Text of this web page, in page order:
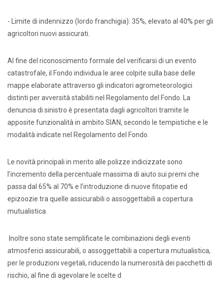
- Limite di indennizzo (lordo franchigia): 35%, elevato al 40% per gli
agricoltori nuovi assicurati.
Al fine del riconoscimento formale del verificarsi di un evento
catastrofale, il Fondo individua le aree colpite sulla base delle
mappe elaborate attraverso gli indicatori agrometeorologici
distinti per avversità stabiliti nel Regolamento del Fondo. La
denuncia di sinistro è presentata dagli agricoltori tramite le
apposite funzionalità in ambito SIAN, secondo le tempistiche e le
modalità indicate nel Regolamento del Fondo.
Le novità principali in merito alle polizze indicizzate sono
l’incremento della percentuale massima di aiuto sui premi che
passa dal 65% al 70% e l’introduzione di nuove fitopatie ed
epizoozie tra quelle assicurabili o assoggettabili a copertura
mutualistica.
Inoltre sono state semplificate le combinazioni degli eventi
atmosferici assicurabili, o assoggettabili a copertura mutualistica,
per le produzioni vegetali, riducendo la numerosità dei pacchetti di
rischio, al fine di agevolare le scelte d